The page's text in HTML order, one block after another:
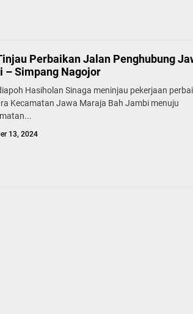
Perbaikan Jalan Penghubung
– Simpang Nagojor
Hasiholan Sinaga meninjau pekerjaan
Kecamatan Jawa Maraja Bah Jambi menuju
13, 2024